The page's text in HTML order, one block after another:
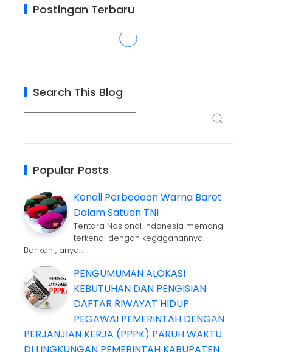
Postingan Terbaru
Search This Blog
Popular Posts
Kenali Perbedaan Warna Baret
Dalam Satuan TNI
Tentara Nasional Indonesia memang
terkenal dengan kegagahannya.
Bahkan , anya…
PENGUMUMAN ALOKASI
KEBUTUHAN DAN PENGISIAN
DAFTAR RIWAYAT HIDUP
PEGAWAI PEMERINTAH DENGAN
PERJANJIAN KERJA (PPPK) PARUH WAKTU